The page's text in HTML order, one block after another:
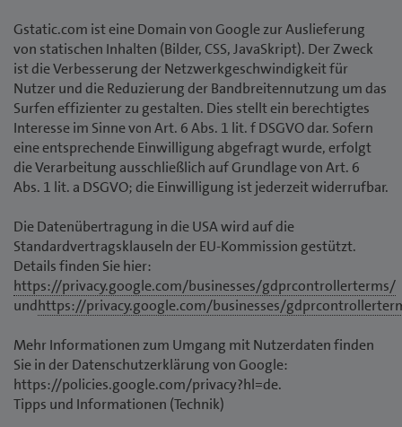
Gstatic.com ist eine Domain von Google zur Auslieferung
von statischen Inhalten (Bilder, CSS, JavaSkript). Der Zweck
ist die Verbesserung der Netzwerkgeschwindigkeit für
Nutzer und die Reduzierung der Bandbreitennutzung um das
Surfen effizienter zu gestalten. Dies stellt ein berechtigtes
Interesse im Sinne von Art. 6 Abs. 1 lit. f DSGVO dar. Sofern
eine entsprechende Einwilligung abgefragt wurde, erfolgt
die Verarbeitung ausschließlich auf Grundlage von Art. 6
Abs. 1 lit. a DSGVO; die Einwilligung ist jederzeit widerrufbar.
Die Datenübertragung in die USA wird auf die
Standardvertragsklauseln der EU-Kommission gestützt.
Details finden Sie hier:
https://privacy.google.com/businesses/gdprcontrollerterms/
undhttps://privacy.google.com/businesses/
Mehr Informationen zum Umgang mit Nutzerdaten finden
Sie in der Datenschutzerklärung von Google:
https://policies.google.com/privacy?hl=de.
Tipps und Informationen (Technik)